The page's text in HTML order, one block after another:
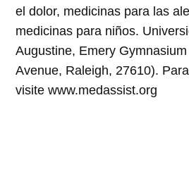
el dolor, medicinas para las
medicinas para niños.
Augustine, Emery
Avenue, Raleigh, 27610).
visite www.medassist.org